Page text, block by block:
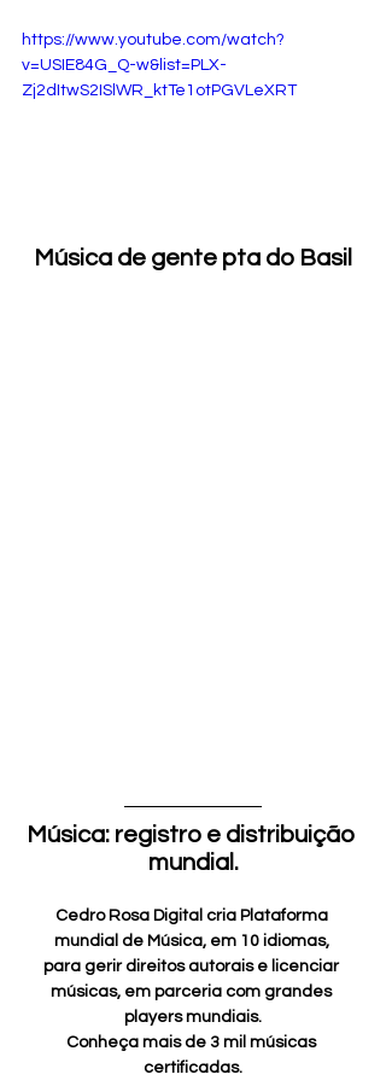
https://www.youtube.com/watch?
v=USIE84G_Q-w&list=PLX-
Zj2dItwS2ISlWR_ktTe1otPGVLeXRT
Música de gente pta do Basil
Música: registro e distribuição
mundial.
Cedro Rosa Digital cria Plataforma
mundial de Música, em 10 idiomas,
para gerir direitos autorais e licenciar
músicas, em parceria com grandes
players mundiais.
Conheça mais de 3 mil músicas
certificadas.